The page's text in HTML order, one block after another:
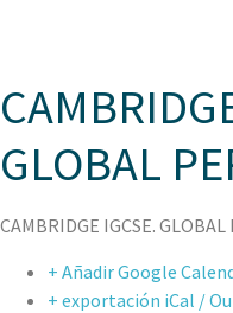
GLOBAL
CAMBRIDGE IGCSE. GLOBAL
+ Añadir Google
+ exportación iCal /